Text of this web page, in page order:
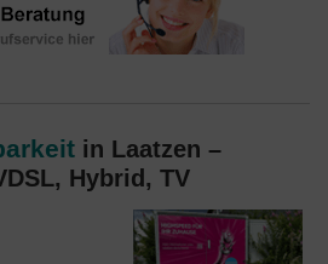
in Laatzen –
Hybrid, TV